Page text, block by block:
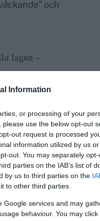
Information
or processing of your
use the below opt-out
out request is processed
information utilized by us
out. You may separately
parties on the IAB’s list of
by us to third parties on the
to other third parties.
services and may
behaviour. You may
och
lagen –
2008
staten
undvek